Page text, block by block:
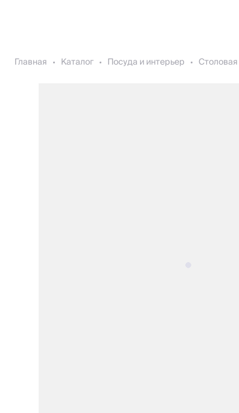
Главная Каталог Посуда и интерьер Столовая